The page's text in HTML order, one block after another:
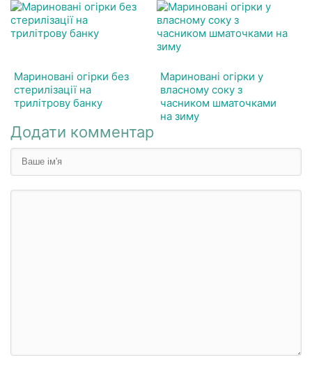
Мариновані огірки без
стерилізації на
трилітрову банку
Мариновані огірки у
власному соку з
часником шматочками
на зиму
Додати комментар